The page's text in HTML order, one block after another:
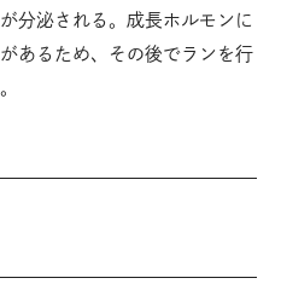
分泌される。成長ホルモンに
あるため、その後でランを行